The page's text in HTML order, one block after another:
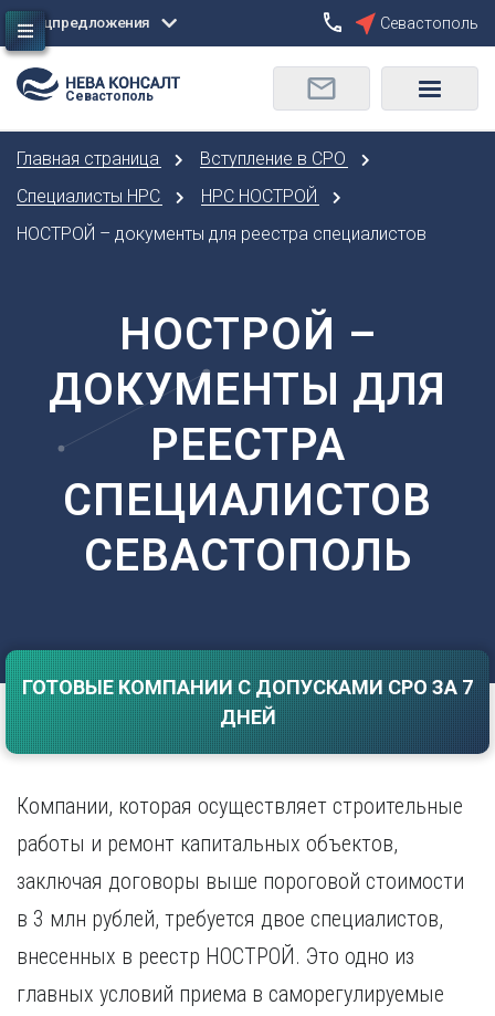
Сбросить
Москва
Санкт-Петербург
Астрахань
Барнаул
Белгород
Брянск
В
Владивосток
Владикавказ
Владимир
Волгоград
Воронеж
И
Иваново
Ижевск
Иркутск
Казань
Калининград
Кемерово
Киров
Краснодар
Красноярск
Курган
О
Орел
Оренбург
П
Р
Рязань
С
Самара
Саранск
Саратов
Севастополь
Симферополь
Ставрополь
Т
Томск
Тюмень
У
Улан-Удэ
Ульяновск
Спецпредложения Севастополь
Севастополь
Главная страница
Вступление в СРО
Специалисты НРС
НРС НОСТРОЙ
НОСТРОЙ – документы для реестра специалистов
НОСТРОЙ –
ДОКУМЕНТЫ ДЛЯ
РЕЕСТРА
СПЕЦИАЛИСТОВ
СЕВАСТОПОЛЬ
ГОТОВЫЕ КОМПАНИИ С ДОПУСКАМИ СРО ЗА 7
ДНЕЙ
Компании, которая осуществляет строительные
работы и ремонт капитальных объектов,
заключая договоры выше пороговой стоимости
в 3 млн рублей, требуется двое специалистов,
внесенных в реестр НОСТРОЙ. Это одно из
главных условий приема в саморегулируемые